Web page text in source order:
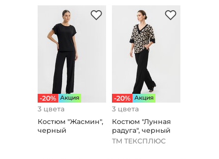
-20% Aкция
3 цвета
Костюм "Жaсмин",
черный
-20% Aкция
3 цвета
Костюм "Лунная
радуга", черный
ТМ ТЕКСПЛЮС